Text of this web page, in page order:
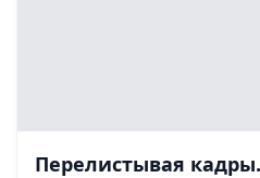
Перелистывая